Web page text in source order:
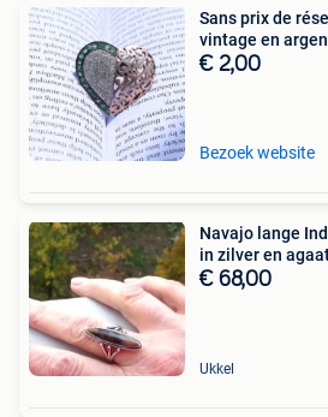
Sans prix de
vintage en
€ 2,00
Bezoek website
Navajo lange
in zilver en
€ 68,00
Ukkel